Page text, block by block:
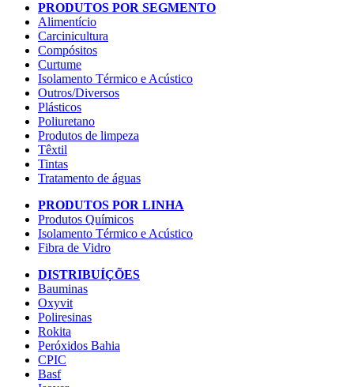
PRODUTOS POR SEGMENTO
Alimentício
Carcinicultura
Compósitos
Curtume
Isolamento Térmico e Acústico
Outros/Diversos
Plásticos
Poliuretano
Produtos de limpeza
Têxtil
Tintas
Tratamento de águas
PRODUTOS POR LINHA
Produtos Químicos
Isolamento Térmico e Acústico
Fibra de Vidro
DISTRIBUÍÇÕES
Bauminas
Oxyvit
Poliresinas
Rokita
Peróxidos Bahia
CPIC
Basf